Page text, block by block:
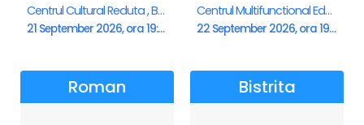
Centrul Cultural Reduta , Brasov
21 September 2026, ora 19:00
Centrul Multifunctional Educativ pentru Tineret Jean Constantin, Constanta
22 September 2026, ora 19:00
Roman Bistrita